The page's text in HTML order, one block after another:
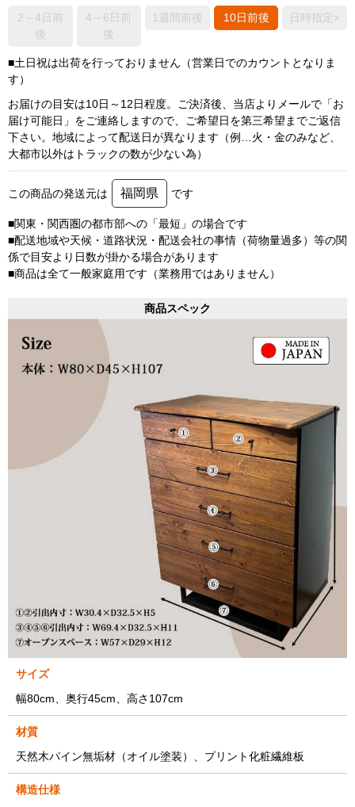
2～4日前
後
4～6日前
後
1週間前後 10日前後 日時指定×
■土日祝は出荷を行っておりません（営業日でのカウントとなりま
す）
お届けの目安は10日～12日程度。ご決済後、当店よりメールで「お
届け可能日」をご連絡しますので、ご希望日を第三希望までご返信
下さい。地域によって配送日が異なります（例…火・金のみなど、
大都市以外はトラックの数が少ない為）
この商品の発送元は 福岡県 です
■関東・関西圏の都市部への「最短」の場合です
■配送地域や天候・道路状況・配送会社の事情（荷物量過多）等の関
係で目安より日数が掛かる場合があります
■商品は全て一般家庭用です（業務用ではありません）
商品スペック
サイズ
幅80cm、奥行45cm、高さ107cm
材質
天然木パイン無垢材（オイル塗装）、プリント化粧繊維板
構造仕様